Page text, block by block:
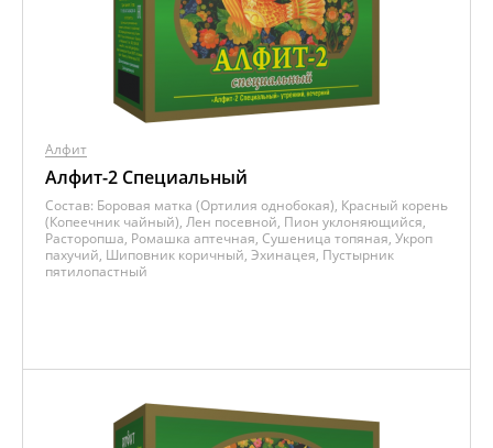
Алфит
Алфит-2 Специальный
Состав: Боровая матка (Ортилия однобокая), Красный корень
(Копеечник чайный), Лен посевной, Пион уклоняющийся,
Расторопша, Ромашка аптечная, Сушеница топяная, Укроп
пахучий, Шиповник коричный, Эхинацея, Пустырник
пятилопастный